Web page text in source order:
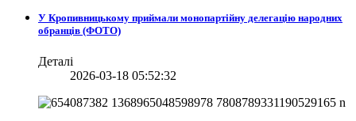
У Кропивницькому приймали монопартійну делегацію народних
обранців (ФОТО)
Деталі
2026-03-18 05:52:32